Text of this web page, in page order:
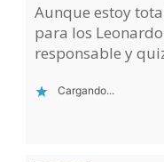
Aunque estoy
para los
responsable y
Cargando...